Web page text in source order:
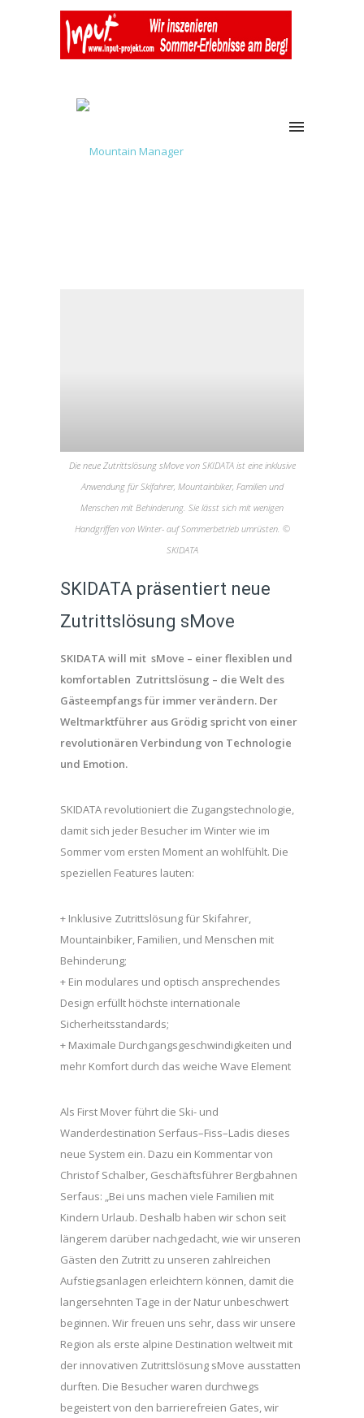
Die neue Zutrittslösung sMove von SKIDATA ist eine inklusive
Anwendung für Skifahrer, Mountainbiker, Familien und
Menschen mit Behinderung. Sie lässt sich mit wenigen
Handgriffen von Winter- auf Sommerbetrieb umrüsten. ©
SKIDATA
SKIDATA präsentiert neue
Zutrittslösung sMove
SKIDATA will mit sMove – einer flexiblen und
komfortablen Zutrittslösung – die Welt des
Gästeempfangs für immer verändern. Der
Weltmarktführer aus Grödig spricht von einer
revolutionären Verbindung von Technologie
und Emotion.
SKIDATA revolutioniert die Zugangstechnologie,
damit sich jeder Besucher im Winter wie im
Sommer vom ersten Moment an wohlfühlt. Die
speziellen Features lauten:
+ Inklusive Zutrittslösung für Skifahrer,
Mountainbiker, Familien, und Menschen mit
Behinderung;
+ Ein modulares und optisch ansprechendes
Design erfüllt höchste internationale
Sicherheitsstandards;
+ Maximale Durchgangsgeschwindigkeiten und
mehr Komfort durch das weiche Wave Element
Als First Mover führt die Ski- und
Wanderdestination Serfaus–Fiss–Ladis dieses
neue System ein. Dazu ein Kommentar von
Christof Schalber, Geschäftsführer Bergbahnen
Serfaus: „Bei uns machen viele Familien mit
Kindern Urlaub. Deshalb haben wir schon seit
längerem darüber nachgedacht, wie wir unseren
Gästen den Zutritt zu unseren zahlreichen
Aufstiegsanlagen erleichtern können, damit die
langersehnten Tage in der Natur unbeschwert
beginnen. Wir freuen uns sehr, dass wir unsere
Region als erste alpine Destination weltweit mit
der innovativen Zutrittslösung sMove ausstatten
durften. Die Besucher waren durchwegs
begeistert von den barrierefreien Gates, wir